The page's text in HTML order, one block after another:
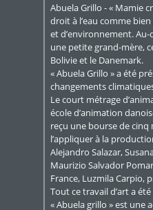
Abuela Grillo - « Mamie
droit à l’eau comme
et d’environnement.
une petite grand-mère,
Bolivie et le Danemark.
« Abuela Grillo » a été
changements
Le court métrage
école d’animation
reçu une bourse de cinq
l’appliquer à la
Alejandro Salazar,
Maurizio Salvador
France, Luzmila Carpio,
Tout ce travail d’art a
« Abuela grillo » est une